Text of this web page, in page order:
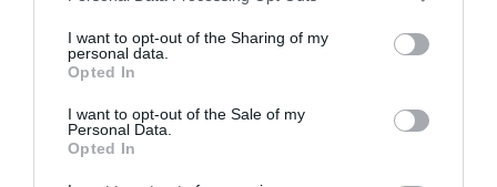
I want to opt-out of the Sharing of my
personal data.
Opted In
I want to opt-out of the Sale of my
Personal Data.
Opted In